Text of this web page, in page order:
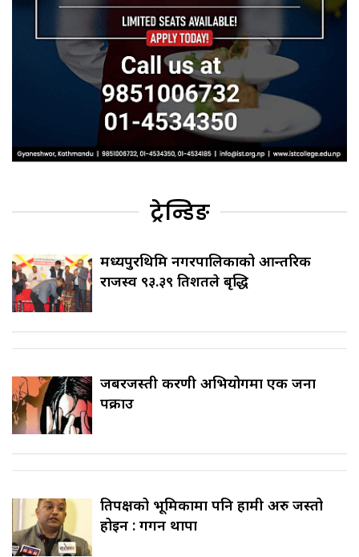
ट्रेन्डिङ
मध्यपुरथिमि नगरपालिकाको आन्तरिक
राजस्व ९३.३९ प्रतिशतले बृद्धि
जबरजस्ती करणी अभियोगमा एक जना
पक्राउ
प्रतिपक्षको भूमिकामा पनि हामी अरु जस्तो
होइन : गगन थापा